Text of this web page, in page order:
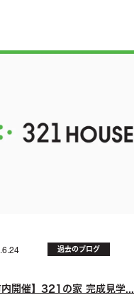
過去のブログ
内開催】321の家 完成見学...